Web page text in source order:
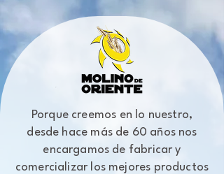
Porque creemos en lo nuestro,
desde hace más de 60 años nos
encargamos de fabricar y
comercializar los mejores productos